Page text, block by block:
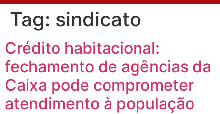
Tag: sindicato
Crédito habitacional:
fechamento de agências da
Caixa pode comprometer
atendimento à população